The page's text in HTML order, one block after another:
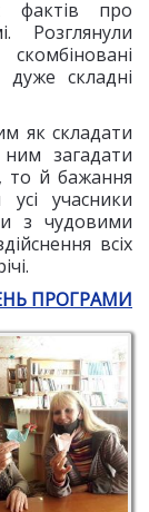
фактів про
Розглянули
складні
як складати
загадати
то й бажання
усі учасники
з чудовими
всіх
ПРОГРАМИ